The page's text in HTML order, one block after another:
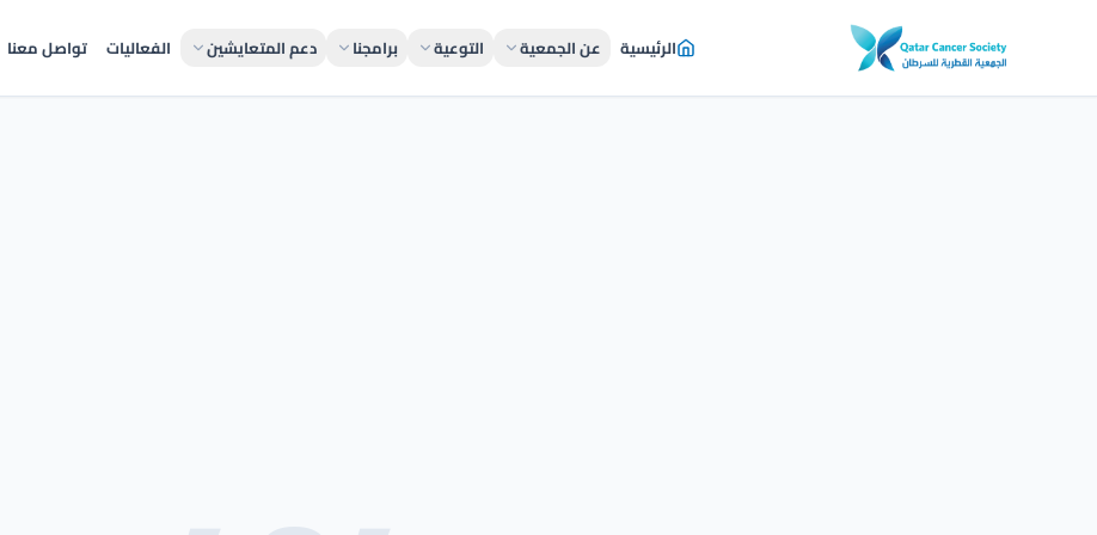
الرئيسية عن الجمعية التوعية برامجنا دعم المتعايشين الفعاليات تواصل معنا